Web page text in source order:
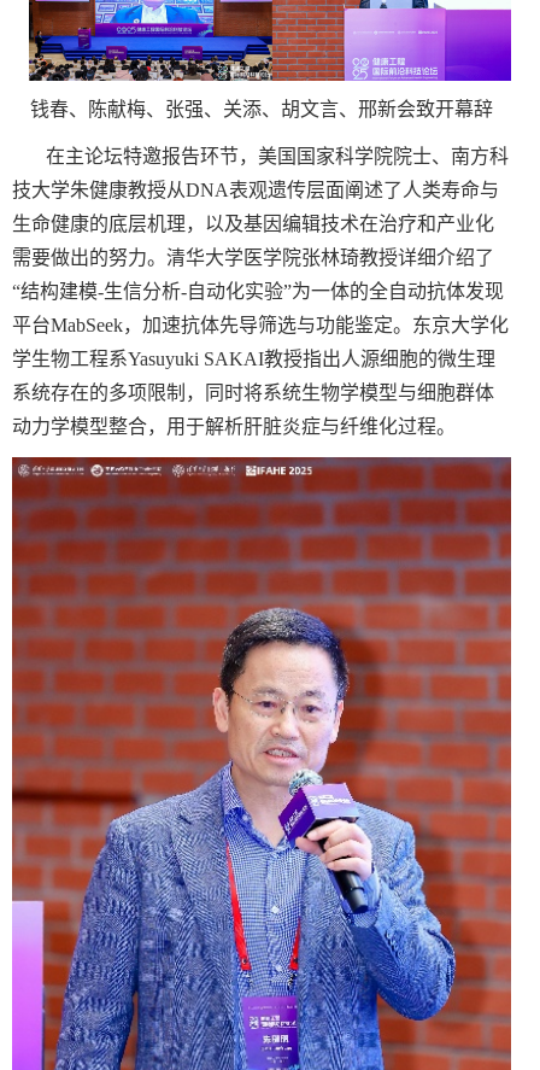
钱春、陈献梅、张强、关添、胡文言、邢新会致开幕辞
在主论坛特邀报告环节，美国国家科学院院士、南方科
技大学朱健康教授从DNA表观遗传层面阐述了人类寿命与
生命健康的底层机理，以及基因编辑技术在治疗和产业化
需要做出的努力。清华大学医学院张林琦教授详细介绍了
“结构建模-生信分析-自动化实验”为一体的全自动抗体发现
平台MabSeek，加速抗体先导筛选与功能鉴定。东京大学化
学生物工程系Yasuyuki SAKAI教授指出人源细胞的微生理
系统存在的多项限制，同时将系统生物学模型与细胞群体
动力学模型整合，用于解析肝脏炎症与纤维化过程。